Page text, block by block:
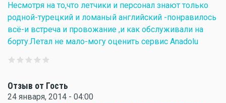
Несмотря на то,что летчики и персонал знают только
родной-турецкий и ломаный английский -понравилось
всё-и встреча и провожание ,и как обслуживали на
борту.Летал не мало-могу оценить сервис Anadolu
Отзыв от Гость
24 января, 2014 - 04:00